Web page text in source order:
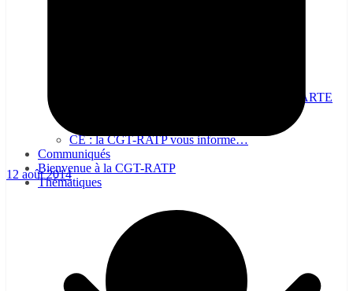
NON A LA SUPPRESSION DE LA CARTE
CE : la CGT-RATP vous informe…
Communiqués
Bienvenue à la CGT-RATP
Thématiques
12 août 2014